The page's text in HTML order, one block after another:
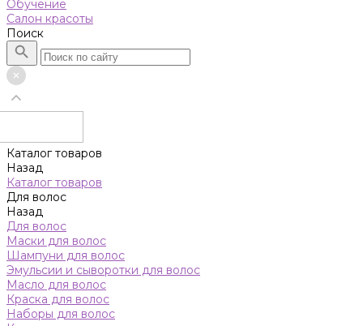
Обучение
Салон красоты
Поиск
Каталог товаров
Назад
Каталог товаров
Для волос
Назад
Для волос
Маски для волос
Шампуни для волос
Эмульсии и сыворотки для волос
Масло для волос
Краска для волос
Наборы для волос